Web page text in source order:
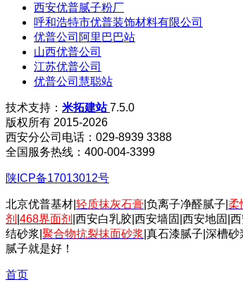
西安优普腻子粉厂
呼和浩特市优普装饰材料有限公司
优普公司阿里巴巴站
山西优普公司
江苏优普公司
优普公司慧聪站
技术支持： 米拓建站7.5.0
版权所有 2015-2026
西安分公司电话：029-8939 3388
全国服务热线：400-004-3399
陕ICP备17013012号
北京优普基材| 轻质抹灰石膏 |负离子净醛腻子| 柔
剂 468界面剂 |西安白乳胶|西安墙固|西安地固|
结砂浆| 聚合物抗裂抹面砂浆 |真石漆腻子|深槽砂
腻子就是好！
首页